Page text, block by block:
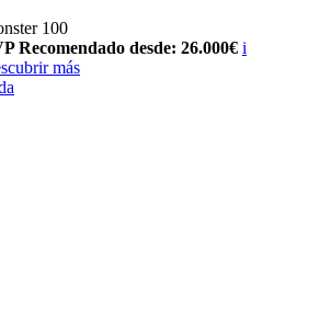
100
Recomendado desde: 26.000€ i
más